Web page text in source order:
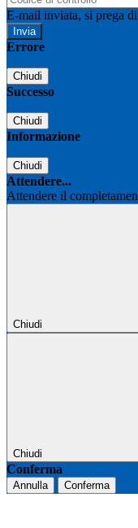
E-mail inviata, si prega
Errore
Chiudi
Successo
Chiudi
Informazione
Chiudi
Attendere...
Attendere il
Chiudi
Chiudi
Conferma
Annulla Conferma